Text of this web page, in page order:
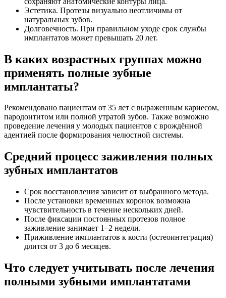
Эстетика. Протезы визуально неотличимы от
натуральных зубов.
Долговечность. При правильном уходе срок службы
имплантатов может превышать 20 лет.
В каких возрастных группах можно
применять полные зубные
имплантаты?
Рекомендовано пациентам от 35 лет с выраженным кариесом,
пародонтитом или полной утратой зубов. Также возможно
проведение лечения у молодых пациентов с врождённой
адентией после формирования челюстной системы.
Средний процесс заживления полных
зубных имплантатов
Срок восстановления зависит от выбранного метода.
После установки временных коронок возможна
чувствительность в течение нескольких дней.
После фиксации постоянных протезов полное
заживление занимает 1–2 недели.
Приживление имплантатов к кости (остеоинтеграция)
длится от 3 до 6 месяцев.
Что следует учитывать после лечения
полными зубными имплантатами